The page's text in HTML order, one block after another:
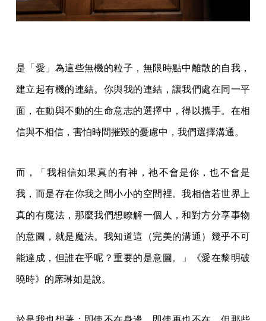
是「愛」為這些無機的粒子，無限時點中離散的自我，
建立起有機的連結。你與我的連結，讓我們處在同一平
面，在動與不動的生命意志的選擇中，得以攜手。在相
信與不相信，害怕時間摧毀的憂慮中，我們選擇溝通。
而，「我相信如果真的有神，祂不會是你，也不會是
我，而是存在你我之間小小的空間裡。我相信若世界上
真的有魔法，那麼我們想瞭解一個人，和對方分享事物
的意圖，就是魔法。我知道這（完美的溝通）幾乎不可
能達成，但誰在乎呢？重要的是意圖。」《愛在黎明破
曉時》的席琳如是說。